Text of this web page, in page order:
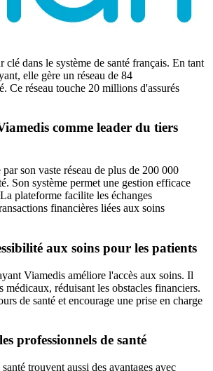
clé dans le système de santé français. En tant
elle gère un réseau de 84
Ce réseau touche 20 millions d'assurés
comme leader du tiers
son vaste réseau de plus de 200 000
Son système permet une gestion efficace
plateforme facilite les échanges
financières liées aux soins
aux soins pour les patients
Viamedis améliore l'accès aux soins. Il
médicaux, réduisant les obstacles financiers.
de santé et encourage une prise en charge
professionnels de santé
trouvent aussi des avantages avec